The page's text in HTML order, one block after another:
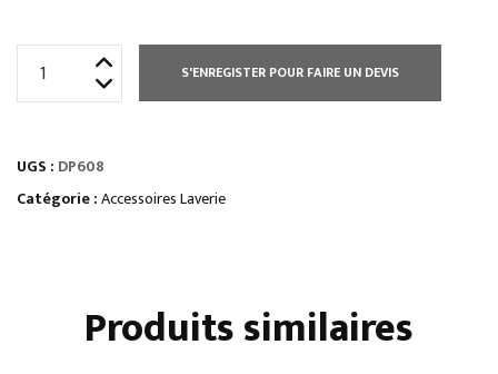
S'ENREGISTER POUR FAIRE UN DEVIS
UGS : DP608
Catégorie :Accessoires Laverie
Produits similaires